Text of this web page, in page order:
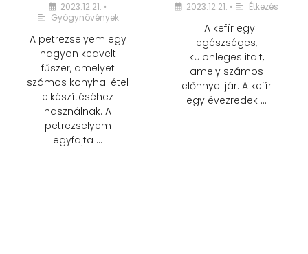
2023.12.21. •
Gyógynövények
A petrezselyem egy
nagyon kedvelt
fűszer, amelyet
számos konyhai étel
elkészítéséhez
használnak. A
petrezselyem
egyfajta …
2023.12.21. • Étkezés
A kefír egy
egészséges,
különleges italt,
amely számos
előnnyel jár. A kefír
egy évezredek …